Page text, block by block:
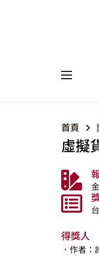
首頁
虛擬
得獎人
．作者：